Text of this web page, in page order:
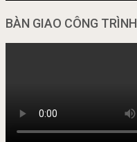
BÀN GIAO CÔNG TRÌNH